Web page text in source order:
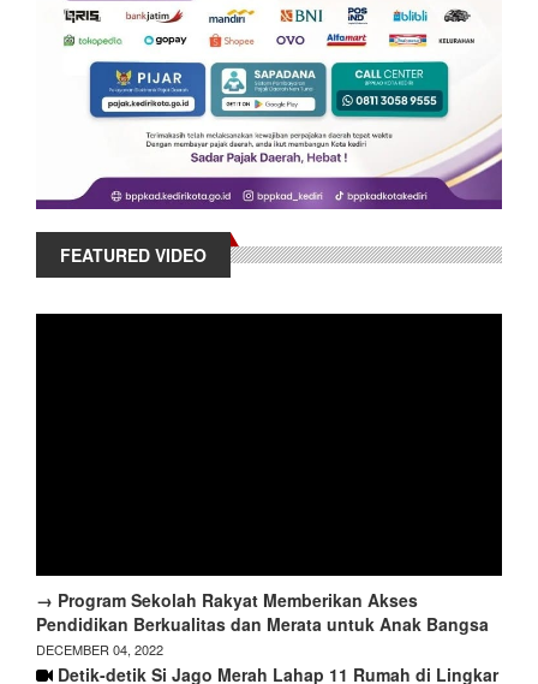
FEATURED VIDEO
→ Program Sekolah Rakyat Memberikan Akses
Pendidikan Berkualitas dan Merata untuk Anak Bangsa
DECEMBER 04, 2022
Detik-detik Si Jago Merah Lahap 11 Rumah di Lingkar